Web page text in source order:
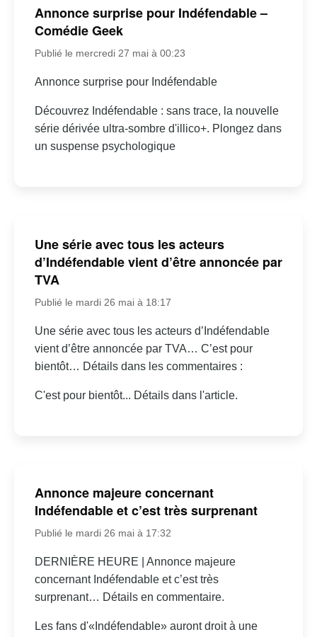
Annonce surprise pour Indéfendable –
Comédie Geek
Publié le mercredi 27 mai à 00:23
Annonce surprise pour Indéfendable
Découvrez Indéfendable : sans trace, la nouvelle
série dérivée ultra-sombre d'illico+. Plongez dans
un suspense psychologique
Une série avec tous les acteurs
d’Indéfendable vient d’être annoncée par
TVA
Publié le mardi 26 mai à 18:17
Une série avec tous les acteurs d’Indéfendable
vient d’être annoncée par TVA… C’est pour
bientôt… Détails dans les commentaires :
C'est pour bientôt... Détails dans l'article.
Annonce majeure concernant
Indéfendable et c’est très surprenant
Publié le mardi 26 mai à 17:32
DERNIÈRE HEURE | Annonce majeure
concernant Indéfendable et c’est très
surprenant… Détails en commentaire.
Les fans d'«Indéfendable» auront droit à une